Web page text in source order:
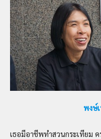
พงษ์
เธอมีอาชีพทำสวนกระเทียม ค